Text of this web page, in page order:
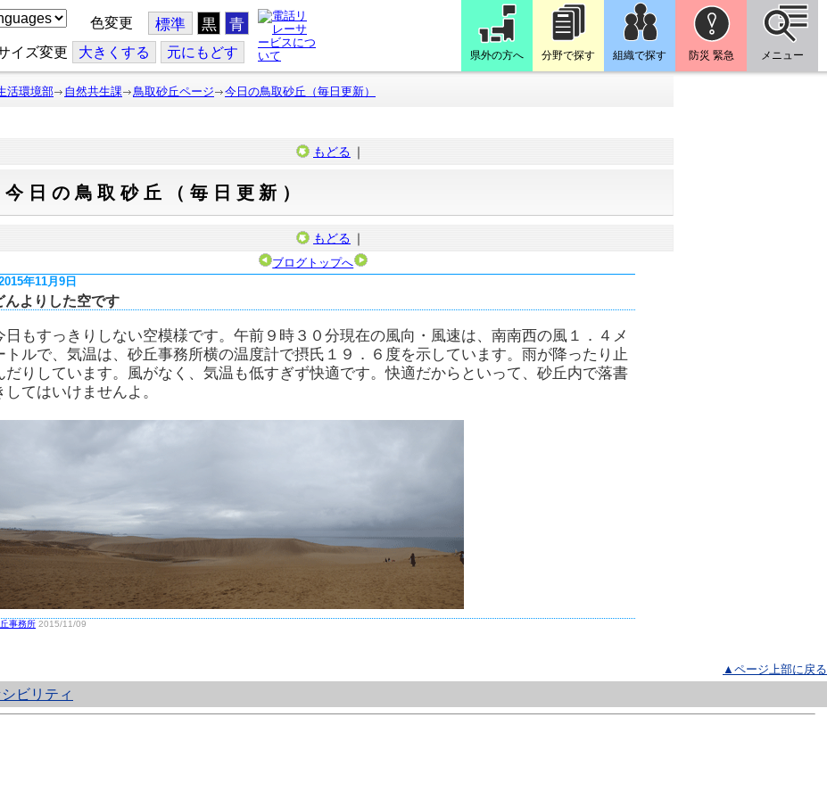
色変更 標準 黒 青
イズ変更 大きくする 元にもどす 県外の方へ 分野で探す 組織で探す 防災 緊急 メニュー
活環境部 自然共生課 鳥取砂丘ページ 今日の鳥取砂丘（毎日更新）
もどる ｜
今日の鳥取砂丘（毎日更新）
もどる ｜
ブログトップへ
年11月9日
んよりした空です
日もすっきりしない空模様です。午前９時３０分現在の風向・風速は、南南西の風１．４メ
トルで、気温は、砂丘事務所横の温度計で摂氏１９．６度を示しています。雨が降ったり止
だりしています。風がなく、気温も低すぎず快適です。快適だからといって、砂丘内で落書
してはいけませんよ。
事務所 2015/11/09
▲ページ上部に戻る
ビリティ